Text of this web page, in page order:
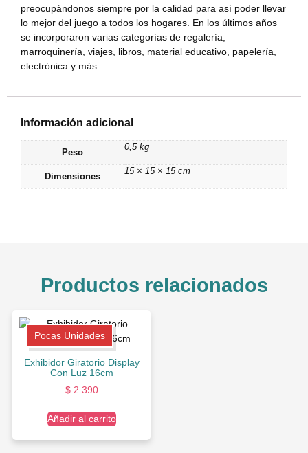
preocupándonos siempre por la calidad para así poder llevar
lo mejor del juego a todos los hogares. En los últimos años
se incorporaron varias categorías de regalería,
marroquinería, viajes, libros, material educativo, papelería,
electrónica y más.
Información adicional
Peso
0,5 kg
Dimensiones
15 × 15 × 15 cm
Productos relacionados
Pocas Unidades
Exhibidor Giratorio Display
Con Luz 16cm
$2.390
Añadir al carrito